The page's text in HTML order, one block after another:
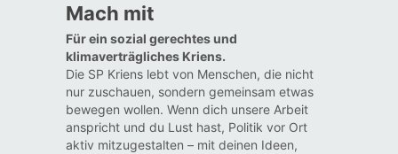
Mach mit
Für ein sozial gerechtes und
klimaverträgliches Kriens.
Die SP Kriens lebt von Menschen, die nicht
nur zuschauen, sondern gemeinsam etwas
bewegen wollen. Wenn dich unsere Arbeit
anspricht und du Lust hast, Politik vor Ort
aktiv mitzugestalten – mit deinen Ideen,